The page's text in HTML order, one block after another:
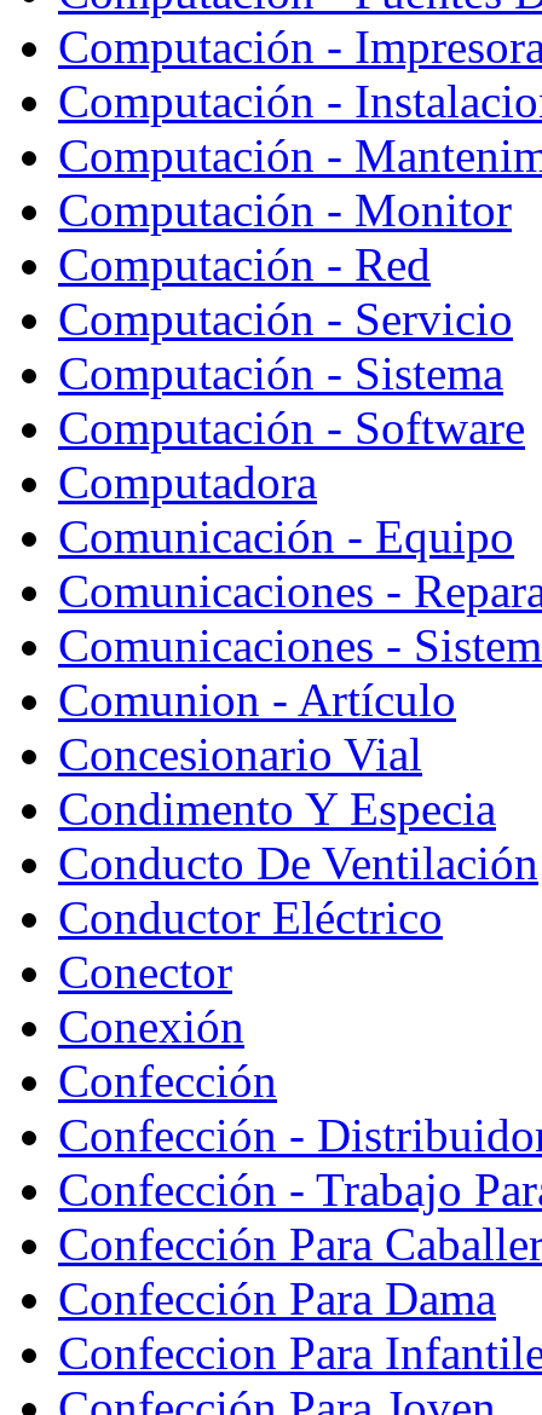
Computación -
Computación -
Computación -
Computación - Monitor
Computación - Red
Computación - Servicio
Computación - Sistema
Computación - Software
Computadora
Comunicación - Equipo
Comunicaciones -
Comunicaciones -
Comunion - Artículo
Concesionario Vial
Condimento Y Especia
Conducto De Ventilación
Conductor Eléctrico
Conector
Conexión
Confección
Confección -
Confección - Trabajo
Confección Para
Confección Para Dama
Confeccion Para